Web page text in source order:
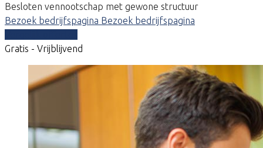
Besloten vennootschap met gewone structuur
Bezoek bedrijfspagina Bezoek bedrijfspagina
Gratis - Vrijblijvend